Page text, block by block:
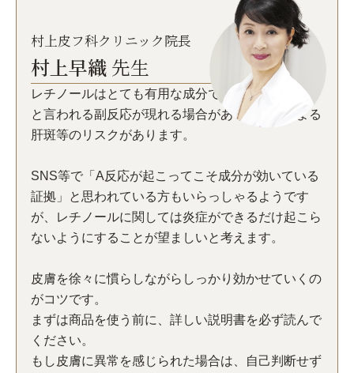
村上皮フ科クリニック院長
村上早織先生
レチノールはとても有用な成分である一方、A反応
と言われる副反応が現れる場合があり、炎症による
肝斑等のリスクがあります。
SNS等で「A反応が起こってこそ成分が効いている
証拠」と思われている方もいらっしゃるようです
が、レチノールに関しては炎症ができるだけ起こら
ないようにすることが望ましいと考えます。
皮膚を徐々に慣らしながらしっかり効かせていくの
がコツです。
まずは商品を使う前に、詳しい説明書を必ず読んで
ください。
もし皮膚に異常を感じられた場合は、自己判断せず